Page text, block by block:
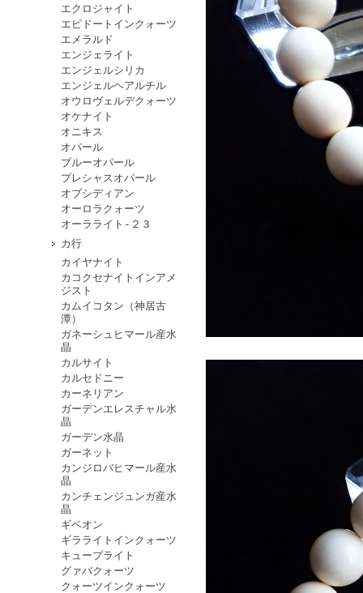
エクロジャイト
エピドートインクォーツ
エメラルド
エンジェライト
エンジェルシリカ
エンジェルヘアルチル
オウロヴェルデクォーツ
オケナイト
オニキス
オパール
ブルーオパール
プレシャスオパール
オブシディアン
オーロラクォーツ
オーラライト-２３
カ行
カイヤナイト
カコクセナイトインアメ
ジスト
カムイコタン（神居古
潭）
ガネーシュヒマール産水
晶
カルサイト
カルセドニー
カーネリアン
ガーデンエレスチャル水
晶
ガーデン水晶
ガーネット
カンジロバヒマール産水
晶
カンチェンジュンガ産水
晶
ギベオン
ギラライトインクォーツ
キュープライト
グァバクォーツ
クォーツインクォーツ